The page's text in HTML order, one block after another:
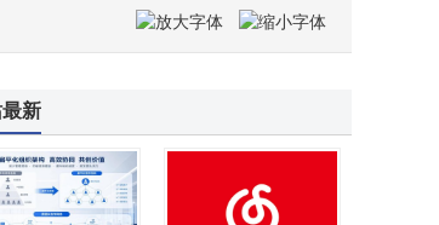
AI驱动产业变革：智能工业化时代来临，新核心资产重塑资本新版图
同程旅行拟收购嘀嗒出行 嘀嗒加速股权激励归属并派发特别股息
新